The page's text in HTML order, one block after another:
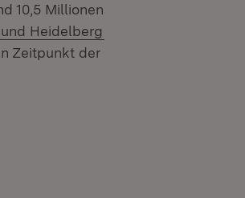
10,5 Millionen
Heidelberg
Zeitpunkt der